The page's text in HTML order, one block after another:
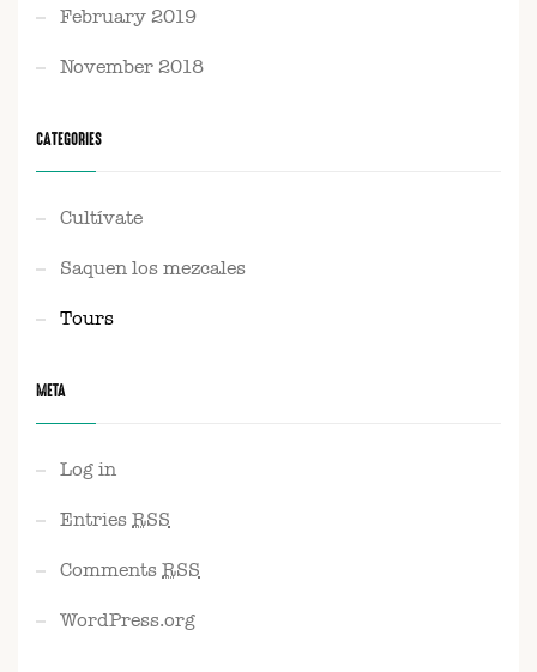
February 2019
November 2018
CATEGORIES
Cultívate
Saquen los mezcales
Tours
META
Log in
Entries RSS
Comments RSS
WordPress.org